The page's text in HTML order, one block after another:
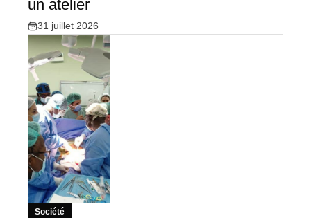
un atelier
31 juillet 2026
Société